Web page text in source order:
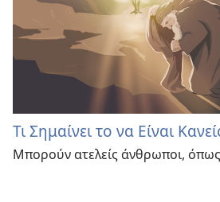
Τι Σημαίνει το να Είναι
Μπορούν ατελείς άνθρωποι, όπως